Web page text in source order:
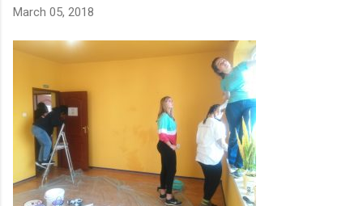
March 05, 2018